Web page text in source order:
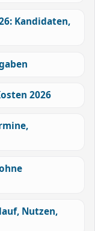
Kandidaten,
2026
Nutzen,